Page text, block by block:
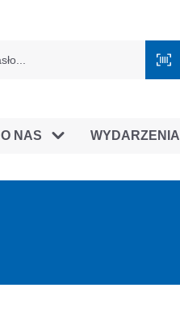
O NAS WYDARZENIA